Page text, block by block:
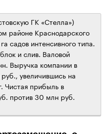
ГК «Стелла»)
районе Краснодарского
садов интенсивного типа.
и слив. Валовой
Выручка компании в
увеличившись на
Чистая прибыль в
против 30 млн руб.